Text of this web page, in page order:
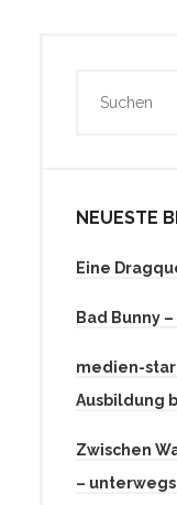
NEUESTE
Eine
Bad Bunny
medien-
Ausbildung
Zwischen
–